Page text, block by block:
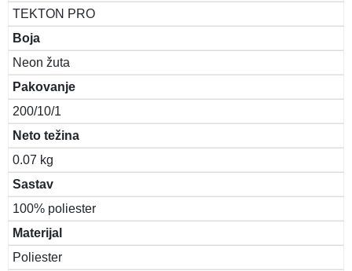
TEKTON PRO
Boja
Neon žuta
Pakovanje
200/10/1
Neto težina
0.07 kg
Sastav
100% poliester
Materijal
Poliester